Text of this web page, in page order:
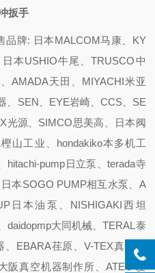
扳手
品牌: 日本MALCOM马康、KY
本USHIO牛尾、TRUSCO中
AMADA天田、MIYACHI米亚
、SEN、EYE岩崎、CCS、SE
光源、SIMCO思美高、日本阀
山工业、hondakiko本多机工
hitachi-pump日立泵、terada寺
本SOGO PUMP相互水泵、A
日本油泵、NISHIGAKI西坦
daidopmp大同机械、TERAL泰
EBARA荏原、V-TEX真空阀
阪真空机器制作所、ATEC 爱